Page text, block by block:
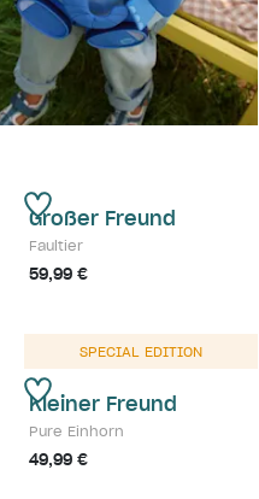
Großer Freund
Faultier
59,99 €
SPECIAL EDITION
Kleiner Freund
Pure Einhorn
49,99 €